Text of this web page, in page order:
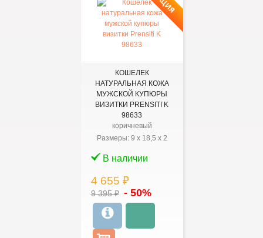
КОШЕЛЕК
НАТУРАЛЬНАЯ КОЖА
МУЖСКОЙ КУПЮРЫ
ВИЗИТКИ PRENSITI K
98633
коричневый
Размеры: 9 x 18,5 x 2
В наличии
4 655 ₽
9 395 ₽ - 50%